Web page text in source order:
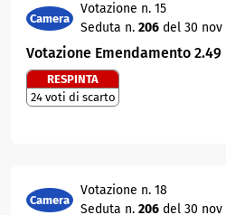
Camera
Votazione n. 15
Seduta n. 206 del 30 nov
Votazione Emendamento 2.49
RESPINTA
24 voti di scarto
Camera
Votazione n. 18
Seduta n. 206 del 30 nov